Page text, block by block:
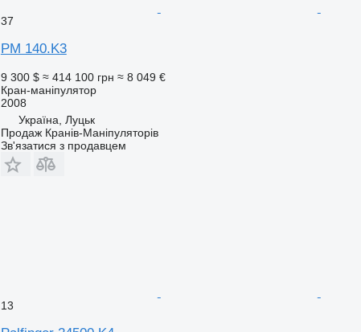
37
PM 140.K3
9 300 $ ≈ 414 100 грн ≈ 8 049 €
Кран-маніпулятор
2008
Україна, Луцьк
Продаж Кранів-Маніпуляторів
Зв'язатися з продавцем
13